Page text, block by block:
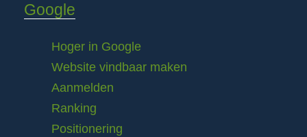
Google
Hoger in Google
Website vindbaar maken
Aanmelden
Ranking
Positionering